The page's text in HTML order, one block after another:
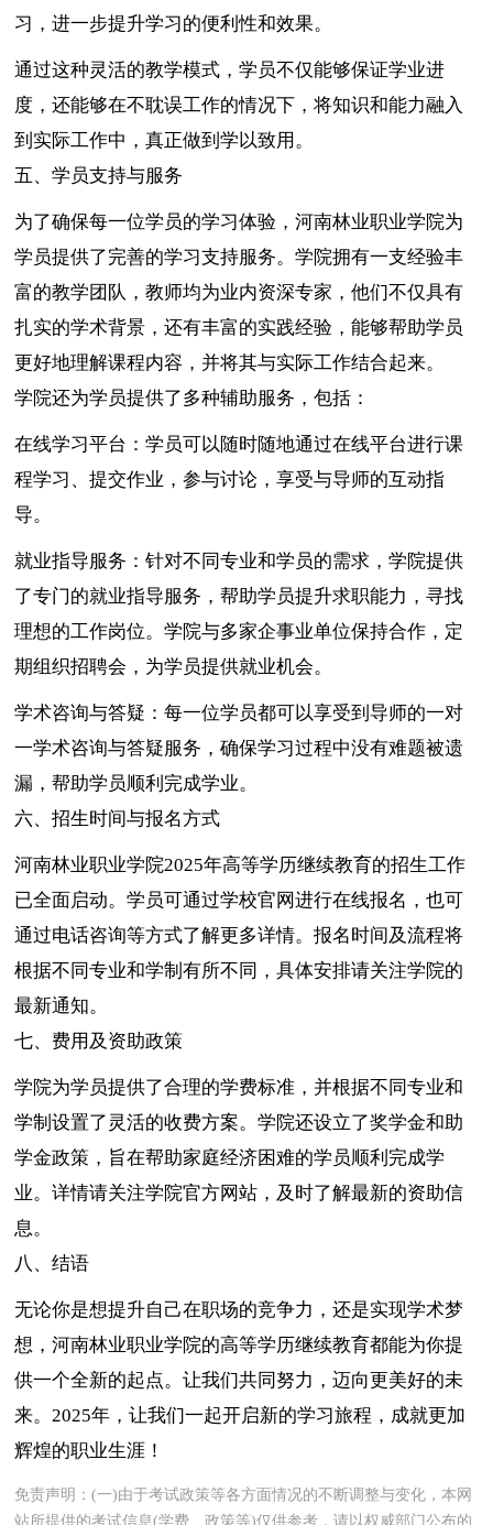
习，进一步提升学习的便利性和效果。
通过这种灵活的教学模式，学员不仅能够保证学业进
度，还能够在不耽误工作的情况下，将知识和能力融入
到实际工作中，真正做到学以致用。
五、学员支持与服务
为了确保每一位学员的学习体验，河南林业职业学院为
学员提供了完善的学习支持服务。学院拥有一支经验丰
富的教学团队，教师均为业内资深专家，他们不仅具有
扎实的学术背景，还有丰富的实践经验，能够帮助学员
更好地理解课程内容，并将其与实际工作结合起来。
学院还为学员提供了多种辅助服务，包括：
在线学习平台：学员可以随时随地通过在线平台进行课
程学习、提交作业，参与讨论，享受与导师的互动指
导。
就业指导服务：针对不同专业和学员的需求，学院提供
了专门的就业指导服务，帮助学员提升求职能力，寻找
理想的工作岗位。学院与多家企事业单位保持合作，定
期组织招聘会，为学员提供就业机会。
学术咨询与答疑：每一位学员都可以享受到导师的一对
一学术咨询与答疑服务，确保学习过程中没有难题被遗
漏，帮助学员顺利完成学业。
六、招生时间与报名方式
河南林业职业学院2025年高等学历继续教育的招生工作
已全面启动。学员可通过学校官网进行在线报名，也可
通过电话咨询等方式了解更多详情。报名时间及流程将
根据不同专业和学制有所不同，具体安排请关注学院的
最新通知。
七、费用及资助政策
学院为学员提供了合理的学费标准，并根据不同专业和
学制设置了灵活的收费方案。学院还设立了奖学金和助
学金政策，旨在帮助家庭经济困难的学员顺利完成学
业。详情请关注学院官方网站，及时了解最新的资助信
息。
八、结语
无论你是想提升自己在职场的竞争力，还是实现学术梦
想，河南林业职业学院的高等学历继续教育都能为你提
供一个全新的起点。让我们共同努力，迈向更美好的未
来。2025年，让我们一起开启新的学习旅程，成就更加
辉煌的职业生涯！
免责声明：(一)由于考试政策等各方面情况的不断调整与变化，本网
站所提供的考试信息(学费、政策等)仅供参考，请以权威部门公布的